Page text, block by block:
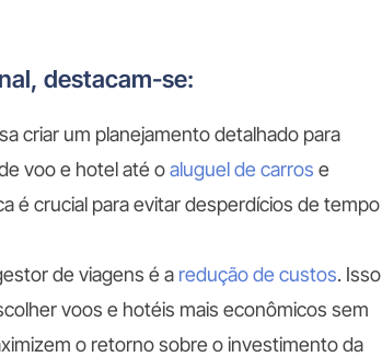
destacam-se:
criar um planejamento detalhado para
voo e hotel até oaluguel de carros e
é crucial para evitar desperdícios de tempo
de viagens é a redução de custos. Isso
voos e hotéis mais econômicos sem
o retorno sobre o investimento da